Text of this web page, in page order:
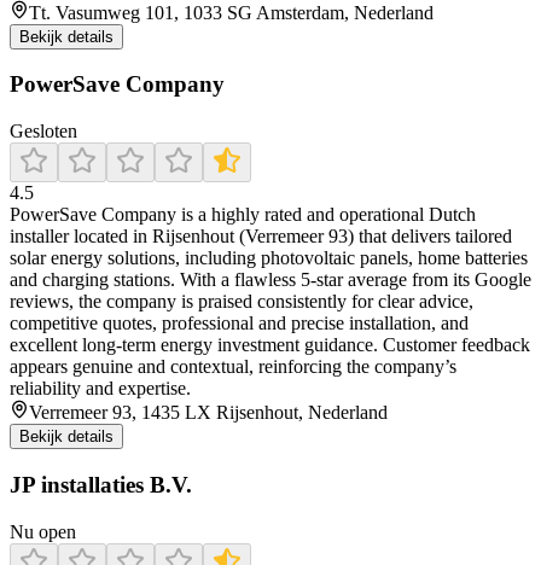
Tt. Vasumweg 101, 1033 SG Amsterdam, Nederland
Bekijk details
PowerSave Company
Gesloten
4.5
PowerSave Company is a highly rated and operational Dutch
installer located in Rijsenhout (Verremeer 93) that delivers tailored
solar energy solutions, including photovoltaic panels, home batteries
and charging stations. With a flawless 5‑star average from its Google
reviews, the company is praised consistently for clear advice,
competitive quotes, professional and precise installation, and
excellent long‑term energy investment guidance. Customer feedback
appears genuine and contextual, reinforcing the company’s
reliability and expertise.
Verremeer 93, 1435 LX Rijsenhout, Nederland
Bekijk details
JP installaties B.V.
Nu open